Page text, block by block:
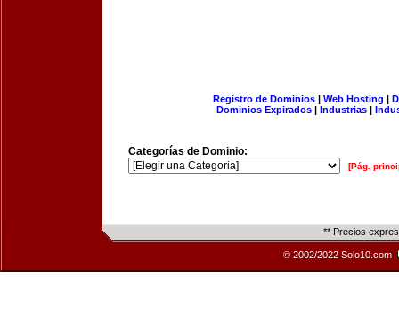
Registro de Dominios| Web Hosting |
Dominios Expirados | Industrias |
Categorías de Dominio:
[Pág.
** Precios
© 2002/2022 Solo10.com